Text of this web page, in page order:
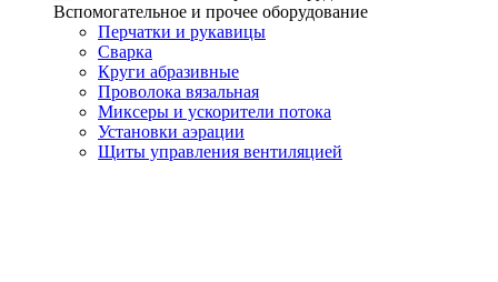
Вспомогательное и прочее оборудование
Перчатки и рукавицы
Сварка
Круги абразивные
Проволока вязальная
Миксеры и ускорители потока
Установки аэрации
Щиты управления вентиляцией